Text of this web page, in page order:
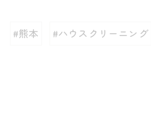
#熊本 #ハウスクリーニング